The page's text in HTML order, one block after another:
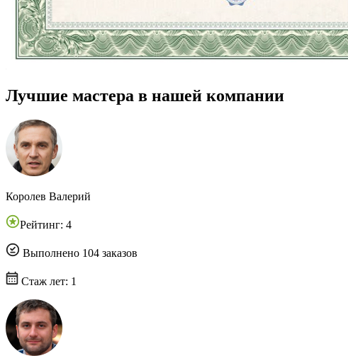
Лучшие мастера в нашей компании
Королев Валерий
Рейтинг: 4
Выполнено 104 заказов
Стаж лет: 1